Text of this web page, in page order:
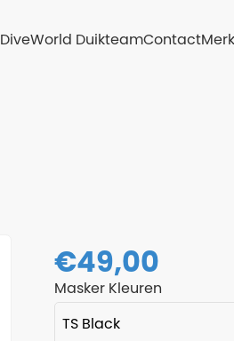
DiveWorld DuikteamContact
€49,00
Masker Kleuren